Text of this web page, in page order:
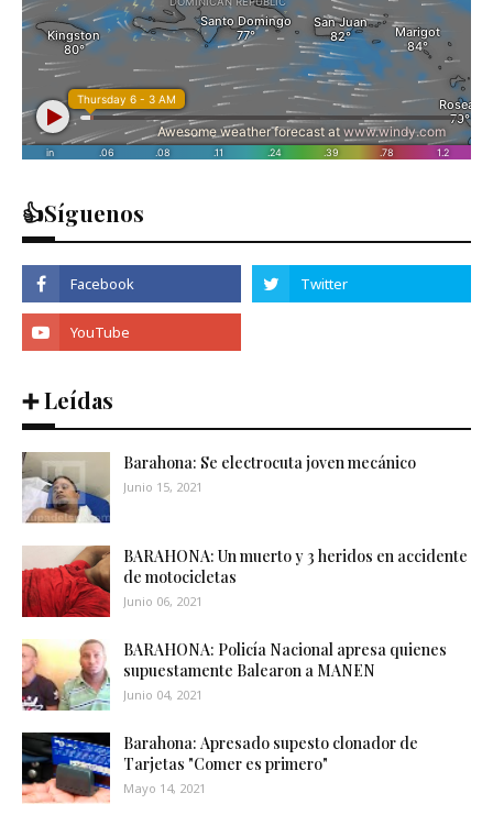
👍Síguenos
➕ Leídas
Barahona: Se electrocuta joven mecánico
Junio 15, 2021
BARAHONA: Un muerto y 3 heridos en accidente
de motocicletas
Junio 06, 2021
BARAHONA: Policía Nacional apresa quienes
supuestamente Balearon a MANEN
Junio 04, 2021
Barahona: Apresado supesto clonador de
Tarjetas "Comer es primero"
Mayo 14, 2021